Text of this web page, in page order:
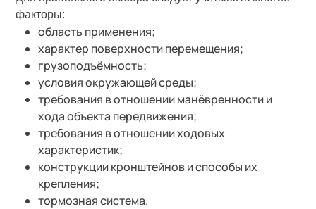
факторы:
область применения;
характер поверхности перемещения;
грузоподъёмность;
условия окружающей среды;
требования в отношении манёвренности и
хода объекта передвижения;
требования в отношении ходовых
характеристик;
конструкции кронштейнов и способы их
крепления;
тормозная система.